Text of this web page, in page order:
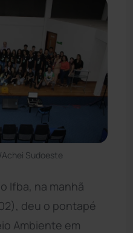
Sudoeste
Ifba, na manhã
deu o pontapé
Ambiente em